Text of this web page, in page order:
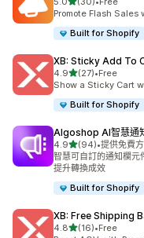
共有 30 則評價
Promote Flash
Built for Shopify
XB: Sticky Add To
4.9滿分 5 顆星
(27)
共有 27 則評價
•Free
Show a Sticky Cart
Built for Shopify
Algoshop AI智慧通
4.9滿分 5 顆星
(94)
共有 94 則評價
•提供免費
智慧可自訂的通知欄元
提升轉換成效
Built for Shopify
XB: Free Shipping
4.8滿分 5 顆星
(16)
共有 16 則評價
•Free